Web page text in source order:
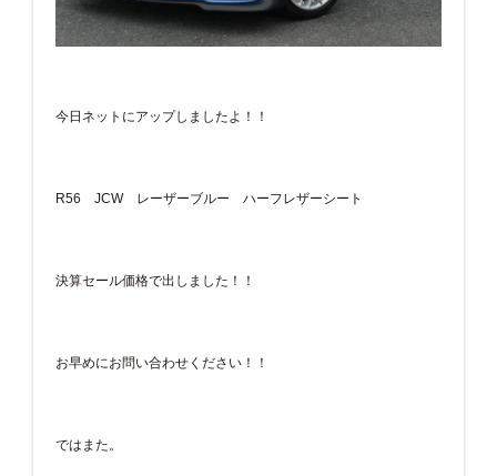
今日ネットにアップしましたよ！！
R56 JCW レーザーブルー ハーフレザーシート
決算セール価格で出しました！！
お早めにお問い合わせください！！
ではまた。